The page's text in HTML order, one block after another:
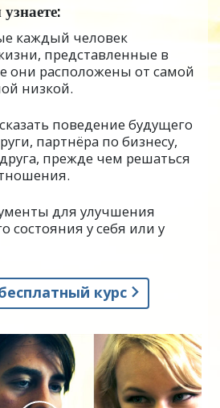
других. Видя
выглядит
очень сердится, они
него ожидать. Они
тихого, грустного,
вниз, и пытаются
энтузиазмом
нибудь своего
проваливаются,
чёткого
каким образом эмоции
изменяться на
или жезастреватьна
обнаружил, что на
шаблон
поведения людей. Он
каждый человек
представленные в
они расположены от самой
низкой.
поведение будущего
партнёра по бизнесу,
прежде чем решаться
для улучшения
состояния у себя или у
курс